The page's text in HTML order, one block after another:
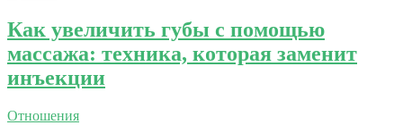
Как увеличить губы с помощью
массажа: техника, которая заменит
инъекции
Отношения